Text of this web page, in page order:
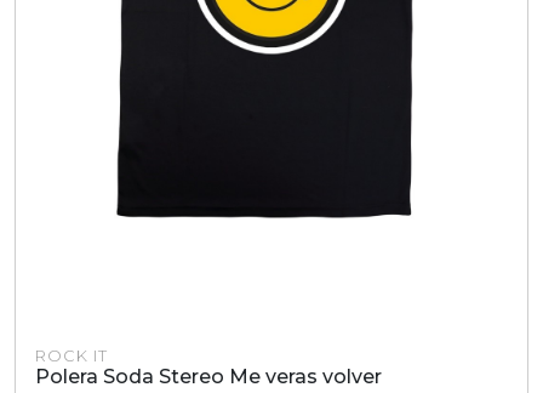
ROCK IT
Polera Soda Stereo Me veras volver